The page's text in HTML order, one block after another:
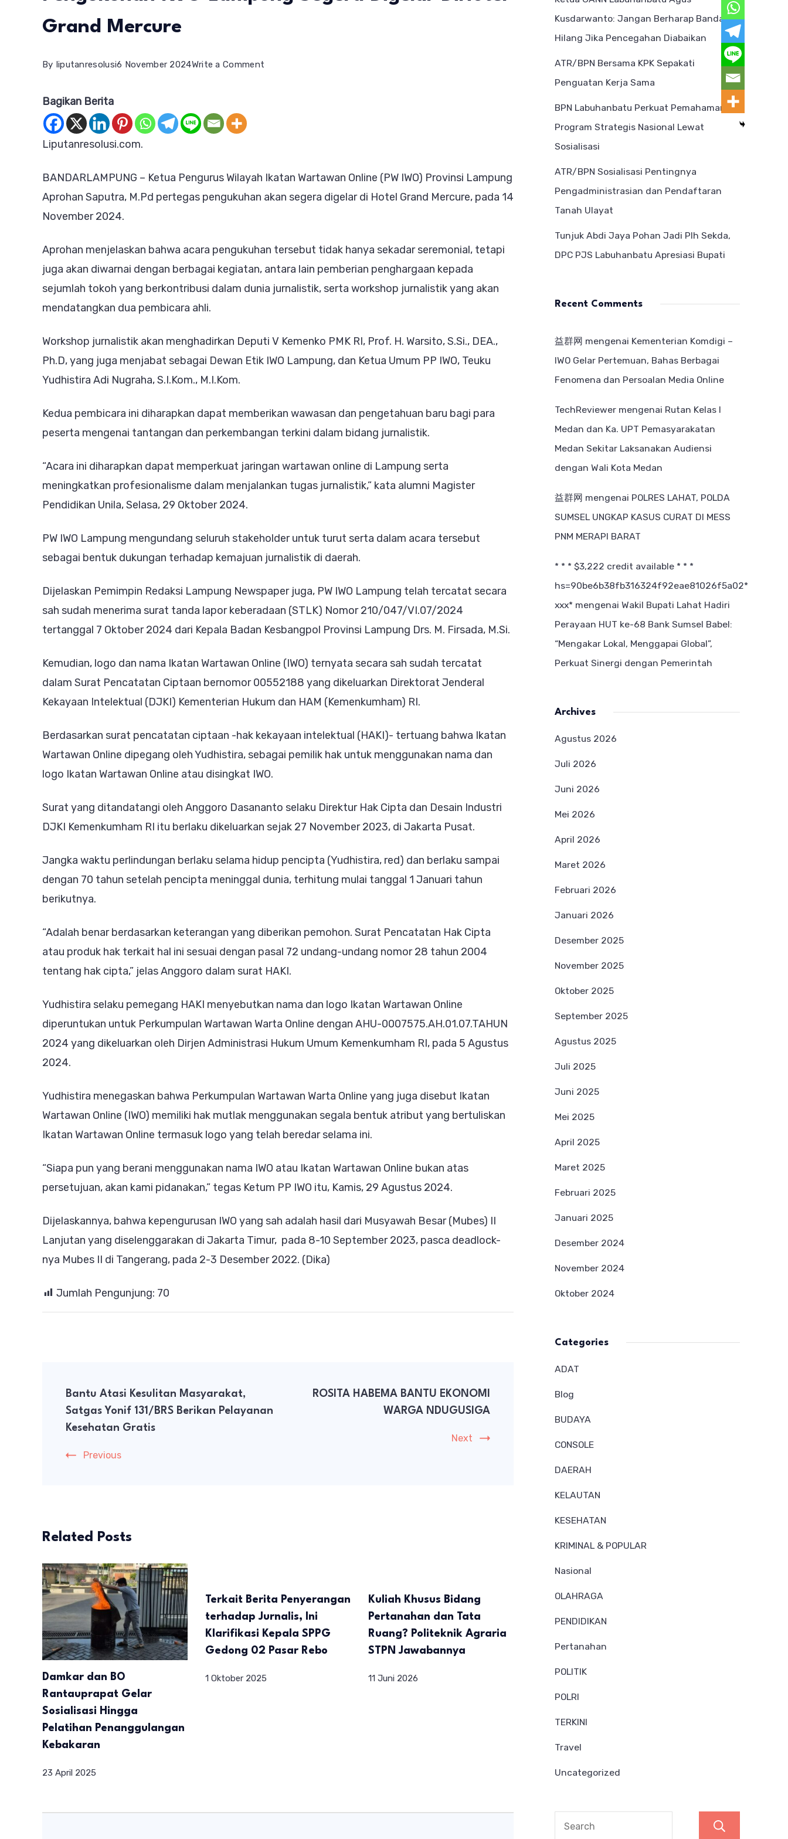
Grand Mercure
By liputanresolusi6 November 2024Write a Comment
DiHotel
Grand
Bagikan Berita
Liputanresolusi.com.
BANDARLAMPUNG – Ketua Pengurus Wilayah Ikatan Wartawan Online (PW IWO) Provinsi Lampung
Aprohan Saputra, M.Pd pertegas pengukuhan akan segera digelar di Hotel Grand Mercure, pada 14
November 2024.
Aprohan menjelaskan bahwa acara pengukuhan tersebut tidak hanya sekadar seremonial, tetapi
juga akan diwarnai dengan berbagai kegiatan, antara lain pemberian penghargaan kepada
sejumlah tokoh yang berkontribusi dalam dunia jurnalistik, serta workshop jurnalistik yang akan
mendatangkan dua pembicara ahli.
Workshop jurnalistik akan menghadirkan Deputi V Kemenko PMK RI, Prof. H. Warsito, S.Si., DEA.,
Ph.D, yang juga menjabat sebagai Dewan Etik IWO Lampung, dan Ketua Umum PP IWO, Teuku
Yudhistira Adi Nugraha, S.I.Kom., M.I.Kom.
Kedua pembicara ini diharapkan dapat memberikan wawasan dan pengetahuan baru bagi para
peserta mengenai tantangan dan perkembangan terkini dalam bidang jurnalistik.
“Acara ini diharapkan dapat memperkuat jaringan wartawan online di Lampung serta
meningkatkan profesionalisme dalam menjalankan tugas jurnalistik,” kata alumni Magister
Pendidikan Unila, Selasa, 29 Oktober 2024.
PW IWO Lampung mengundang seluruh stakeholder untuk turut serta dalam acara tersebut
sebagai bentuk dukungan terhadap kemajuan jurnalistik di daerah.
Dijelaskan Pemimpin Redaksi Lampung Newspaper juga, PW IWO Lampung telah tercatat secara
sah sudah menerima surat tanda lapor keberadaan (STLK) Nomor 210/047/VI.07/2024
tertanggal 7 Oktober 2024 dari Kepala Badan Kesbangpol Provinsi Lampung Drs. M. Firsada, M.Si.
Kemudian, logo dan nama Ikatan Wartawan Online (IWO) ternyata secara sah sudah tercatat
dalam Surat Pencatatan Ciptaan bernomor 00552188 yang dikeluarkan Direktorat Jenderal
Kekayaan Intelektual (DJKI) Kementerian Hukum dan HAM (Kemenkumham) RI.
Berdasarkan surat pencatatan ciptaan -hak kekayaan intelektual (HAKI)- tertuang bahwa Ikatan
Wartawan Online dipegang oleh Yudhistira, sebagai pemilik hak untuk menggunakan nama dan
logo Ikatan Wartawan Online atau disingkat IWO.
Surat yang ditandatangi oleh Anggoro Dasananto selaku Direktur Hak Cipta dan Desain Industri
DJKI Kemenkumham RI itu berlaku dikeluarkan sejak 27 November 2023, di Jakarta Pusat.
Jangka waktu perlindungan berlaku selama hidup pencipta (Yudhistira, red) dan berlaku sampai
dengan 70 tahun setelah pencipta meninggal dunia, terhitung mulai tanggal 1 Januari tahun
berikutnya.
“Adalah benar berdasarkan keterangan yang diberikan pemohon. Surat Pencatatan Hak Cipta
atau produk hak terkait hal ini sesuai dengan pasal 72 undang-undang nomor 28 tahun 2004
tentang hak cipta,” jelas Anggoro dalam surat HAKI.
Yudhistira selaku pemegang HAKI menyebutkan nama dan logo Ikatan Wartawan Online
diperuntukan untuk Perkumpulan Wartawan Warta Online dengan AHU-0007575.AH.01.07.TAHUN
2024 yang dikeluarkan oleh Dirjen Administrasi Hukum Umum Kemenkumham RI, pada 5 Agustus
2024.
Yudhistira menegaskan bahwa Perkumpulan Wartawan Warta Online yang juga disebut Ikatan
Wartawan Online (IWO) memiliki hak mutlak menggunakan segala bentuk atribut yang bertuliskan
Ikatan Wartawan Online termasuk logo yang telah beredar selama ini.
“Siapa pun yang berani menggunakan nama IWO atau Ikatan Wartawan Online bukan atas
persetujuan, akan kami pidanakan,” tegas Ketum PP IWO itu, Kamis, 29 Agustus 2024.
Dijelaskannya, bahwa kepengurusan IWO yang sah adalah hasil dari Musyawah Besar (Mubes) II
Lanjutan yang diselenggarakan di Jakarta Timur, pada 8-10 September 2023, pasca deadlock-
nya Mubes II di Tangerang, pada 2-3 Desember 2022. (Dika)
Jumlah Pengunjung: 70
Navigation
Bantu Atasi Kesulitan Masyarakat,
Satgas Yonif 131/BRS Berikan Pelayanan
Kesehatan Gratis
Previous
ROSITA HABEMA BANTU EKONOMI
WARGA NDUGUSIGA
Next
Related Posts
Damkar dan BO
Rantauprapat Gelar
Sosialisasi Hingga
Pelatihan Penanggulangan
Kebakaran
23 April 2025
Terkait Berita Penyerangan
terhadap Jurnalis, Ini
Klarifikasi Kepala SPPG
Gedong 02 Pasar Rebo
1 Oktober 2025
Kuliah Khusus Bidang
Pertanahan dan Tata
Ruang? Politeknik Agraria
STPN Jawabannya
11 Juni 2026
Kusdarwanto: Jangan Berharap Bandar
Hilang Jika Pencegahan Diabaikan
ATR/BPN Bersama KPK Sepakati
Penguatan Kerja Sama
BPN Labuhanbatu Perkuat Pemahaman
Program Strategis Nasional Lewat
Sosialisasi
ATR/BPN Sosialisasi Pentingnya
Pengadministrasian dan Pendaftaran
Tanah Ulayat
Tunjuk Abdi Jaya Pohan Jadi Plh Sekda,
DPC PJS Labuhanbatu Apresiasi Bupati
Recent Comments
益群网 mengenai Kementerian Komdigi –
IWO Gelar Pertemuan, Bahas Berbagai
Fenomena dan Persoalan Media Online
TechReviewer mengenai Rutan Kelas I
Medan dan Ka. UPT Pemasyarakatan
Medan Sekitar Laksanakan Audiensi
dengan Wali Kota Medan
益群网 mengenai POLRES LAHAT, POLDA
SUMSEL UNGKAP KASUS CURAT DI MESS
PNM MERAPI BARAT
* * * $3,222 credit available * * *
hs=90be6b38fb316324f92eae81026f5a02*
ххх* mengenai Wakil Bupati Lahat Hadiri
Perayaan HUT ke-68 Bank Sumsel Babel:
“Mengakar Lokal, Menggapai Global”,
Perkuat Sinergi dengan Pemerintah
Archives
Agustus 2026
Juli 2026
Juni 2026
Mei 2026
April 2026
Maret 2026
Februari 2026
Januari 2026
Desember 2025
November 2025
Oktober 2025
September 2025
Agustus 2025
Juli 2025
Juni 2025
Mei 2025
April 2025
Maret 2025
Februari 2025
Januari 2025
Desember 2024
November 2024
Oktober 2024
Categories
ADAT
Blog
BUDAYA
CONSOLE
DAERAH
KELAUTAN
KESEHATAN
KRIMINAL & POPULAR
Nasional
OLAHRAGA
PENDIDIKAN
Pertanahan
POLITIK
POLRI
TERKINI
Travel
Uncategorized